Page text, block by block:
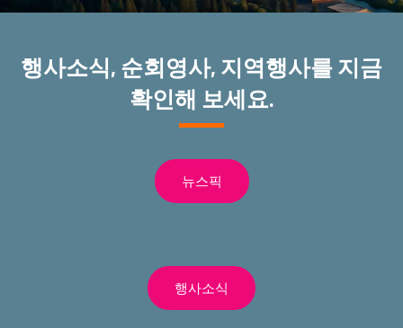
행사소식, 순회영사, 지역행사를 지금
확인해 보세요.
뉴스픽
행사소식